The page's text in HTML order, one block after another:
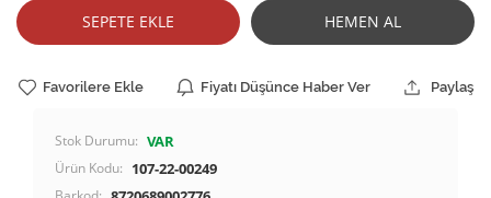
SEPETE EKLE HEMEN AL
Favorilere Ekle Fiyatı Düşünce Haber Ver Paylaş
Stok Durumu: VAR
Ürün Kodu: 107-22-00249